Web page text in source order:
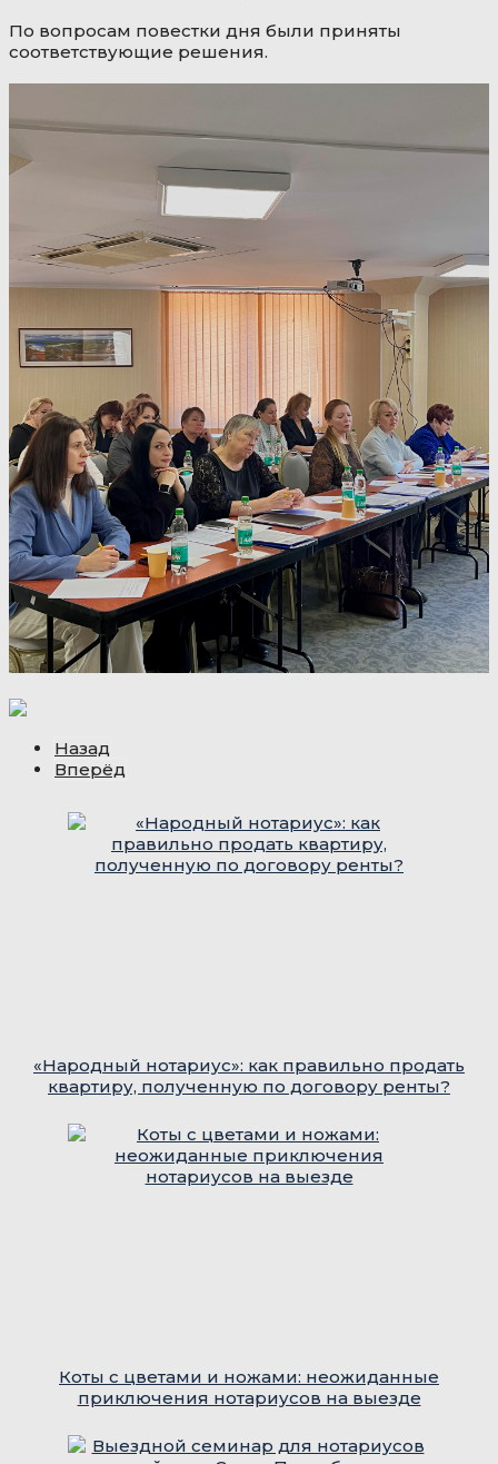
По вопросам повестки дня были приняты
соответствующие решения.
Назад
Вперёд
«Народный нотариус»: как правильно продать
квартиру, полученную по договору ренты?
Коты с цветами и ножами: неожиданные
приключения нотариусов на выезде